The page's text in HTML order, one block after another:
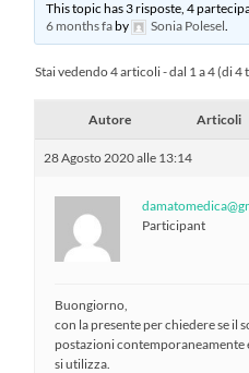
This topic has 3 risposte, 4
6 months faby Sonia Polesel
Stai vedendo 4 articoli - dal 1 a 4 (di 4
Autore Articoli
28 Agosto 2020 alle 13:14
Participant
Buongiorno,
con la presente per chiedere se il
postazioni contemporaneamente
si utilizza.